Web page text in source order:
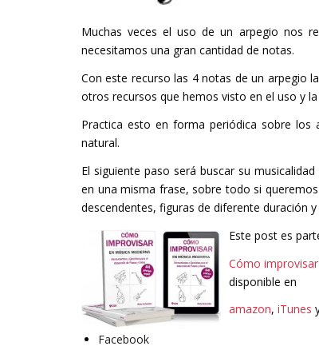
Muchas veces el uso de un arpegio nos
necesitamos una gran cantidad de notas.
Con este recurso las 4 notas de un arpegio
otros recursos que hemos visto en el uso y
Practica esto en forma periódica sobre los
natural.
El siguiente paso será buscar su
en una misma frase, sobre todo si
descendentes, figuras de diferente duración
Este post es
Cómo
disponible en
amazon, iTunes
Facebook